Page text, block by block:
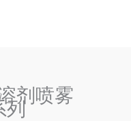
剂喷雾
列